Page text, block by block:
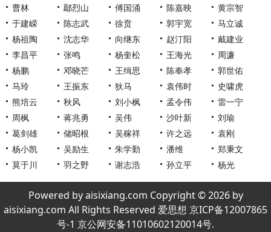
曹林
鄢烈山 傅国涌 陈嘉映
黄宗智
于建嵘
陈志武 徐贲 郭宇宽
马立诚
杨祖陶
沈志华 向继东 赵汀阳
戴建业
李昌平
张鸣 杨奎松 王海光
周濂
杨鹏
邓晓芒 王缉思 陈奉孝
郭世佑
马玲
王振东 狄马 袁伟时
史啸虎
熊培云
秋风 刘小枫 孟令伟
雷一宁
周枫
蒋兆勇 吴伟 沙叶新
刘瑜
葛剑雄
储昭根 吴稼祥 许之远
袁刚
杨小凯
吴励生 朱学勤 潘维
郑秉文
莫于川
羽之野 谢志浩 孙立平 杨光
Powered by aisixiang.com Copyright © 2026 by
aisixiang.com All Rights Reserved 爱思想 京ICP备12007865
号-1 京公网安备11010602120014号.